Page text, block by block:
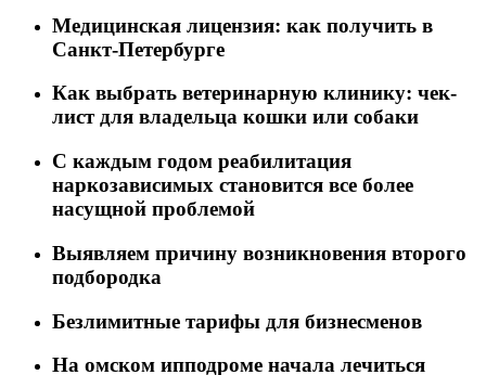
Медицинская лицензия: как получить в
Санкт-Петербурге
Как выбрать ветеринарную клинику: чек-
лист для владельца кошки или собаки
C каждым годом реабилитация
наркозависимых становится все более
насущной проблемой
Выявляем причину возникновения второго
подбородка
Безлимитные тарифы для бизнесменов
На омском ипподроме начала лечиться